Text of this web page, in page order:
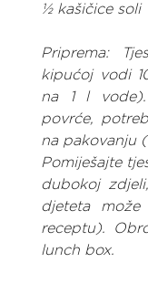
½ kašičice soli
Priprema:
kipućoj vodi
na 1 l vode).
povrće,
na pakovanju
Pomiješajte
dubokoj
djeteta
receptu).
lunch box.